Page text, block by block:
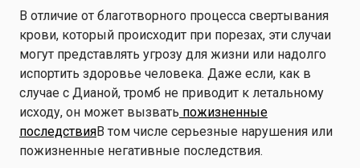
В отличие от благотворного процесса свертывания
крови, который происходит при порезах, эти случаи
могут представлять угрозу для жизни или надолго
испортить здоровье человека. Даже если, как в
случае с Дианой, тромб не приводит к летальному
исходу, он может вызвать пожизненные
последствияВ том числе серьезные нарушения или
пожизненные негативные последствия.